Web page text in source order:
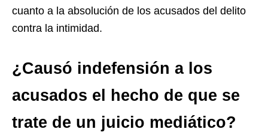
cuanto a la absolución de los acusados del delito
contra la intimidad.
¿Causó indefensión a los
acusados el hecho de que se
trate de un juicio mediático?